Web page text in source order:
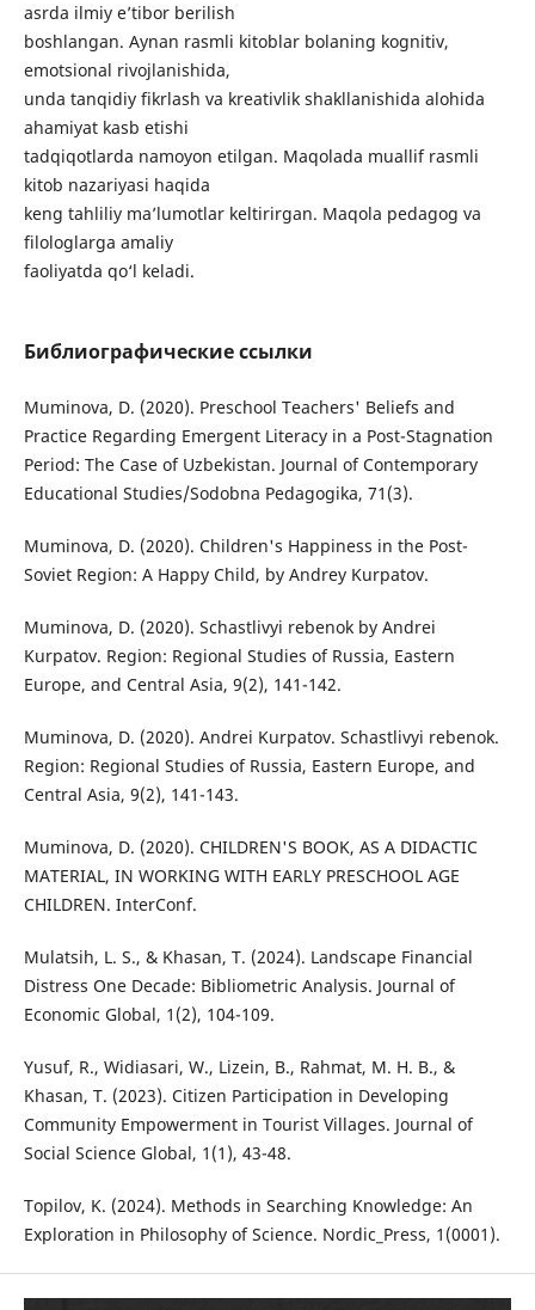
asrda ilmiy e’tibor berilish
boshlangan. Aynan rasmli kitoblar bolaning kognitiv,
emotsional rivojlanishida,
unda tanqidiy fikrlash va kreativlik shakllanishida alohida
ahamiyat kasb etishi
tadqiqotlarda namoyon etilgan. Maqolada muallif rasmli
kitob nazariyasi haqida
keng tahliliy ma’lumotlar keltirirgan. Maqola pedagog va
filologlarga amaliy
faoliyatda qo‘l keladi.
Библиографические ссылки
Muminova, D. (2020). Preschool Teachers' Beliefs and
Practice Regarding Emergent Literacy in a Post-Stagnation
Period: The Case of Uzbekistan. Journal of Contemporary
Educational Studies/Sodobna Pedagogika, 71(3).
Muminova, D. (2020). Children's Happiness in the Post-
Soviet Region: A Happy Child, by Andrey Kurpatov.
Muminova, D. (2020). Schastlivyi rebenok by Andrei
Kurpatov. Region: Regional Studies of Russia, Eastern
Europe, and Central Asia, 9(2), 141-142.
Muminova, D. (2020). Andrei Kurpatov. Schastlivyi rebenok.
Region: Regional Studies of Russia, Eastern Europe, and
Central Asia, 9(2), 141-143.
Muminova, D. (2020). CHILDREN'S BOOK, AS A DIDACTIC
MATERIAL, IN WORKING WITH EARLY PRESCHOOL AGE
CHILDREN. InterConf.
Mulatsih, L. S., & Khasan, T. (2024). Landscape Financial
Distress One Decade: Bibliometric Analysis. Journal of
Economic Global, 1(2), 104-109.
Yusuf, R., Widiasari, W., Lizein, B., Rahmat, M. H. B., &
Khasan, T. (2023). Citizen Participation in Developing
Community Empowerment in Tourist Villages. Journal of
Social Science Global, 1(1), 43-48.
Topilov, K. (2024). Methods in Searching Knowledge: An
Exploration in Philosophy of Science. Nordic_Press, 1(0001).